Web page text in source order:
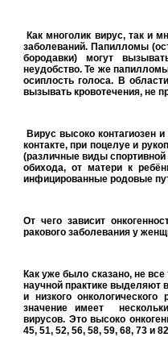
Как многолик вирус, так и
заболеваний. Папилломы
бородавки) могут
неудобство. Те же
осиплость голоса. В
вызывать кровотечения, не
Вирус высоко контагиозен
контакте, при поцелуе и
(различные виды спортивной
обихода, от матери к
инфицированные родовые
От чего зависит
ракового заболевания у
Как уже было сказано, не
научной практике выделяют
и низкого онкологического
значение имеет
вирусов. Это высоко
45, 51, 52, 56, 58, 59, 68, 73 и